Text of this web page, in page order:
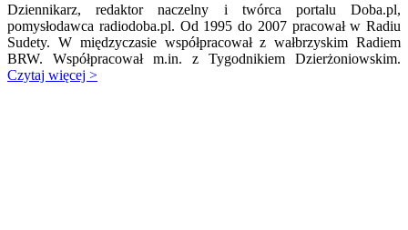
Dziennikarz, redaktor naczelny i twórca portalu Doba.pl,
pomysłodawca radiodoba.pl. Od 1995 do 2007 pracował w Radiu
Sudety. W międzyczasie współpracował z wałbrzyskim Radiem
BRW. Współpracował m.in. z Tygodnikiem Dzierżoniowskim.
Czytaj więcej >